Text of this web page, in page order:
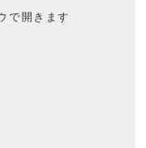
で開きます